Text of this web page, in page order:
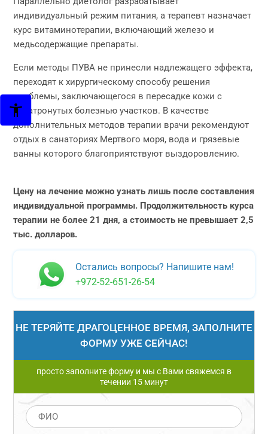
индивидуальный режим питания, а терапевт назначает
курс витаминотерапии, включающий железо и
медьсодержащие препараты.
Если методы ПУВА не принесли надлежащего эффекта,
переходят к хирургическому способу решения
проблемы, заключающегося в пересадке кожи с
незатронутых болезнью участков. В качестве
дополнительных методов терапии врачи рекомендуют
отдых в санаториях Мертвого моря, вода и грязевые
ванны которого благоприятствуют выздоровлению.
Цену на лечение можно узнать лишь после составления
индивидуальной программы. Продолжительность курса
терапии не более 21 дня, а стоимость не превышает 2,5
тыс. долларов.
Остались вопросы? Напишите нам!
+972-52-651-26-54
НЕ ТЕРЯЙТЕ ДРАГОЦЕННОЕ ВРЕМЯ, ЗАПОЛНИТЕ
ФОРМУ УЖЕ СЕЙЧАС!
просто заполните форму и мы с Вами свяжемся в
течении 15 минут